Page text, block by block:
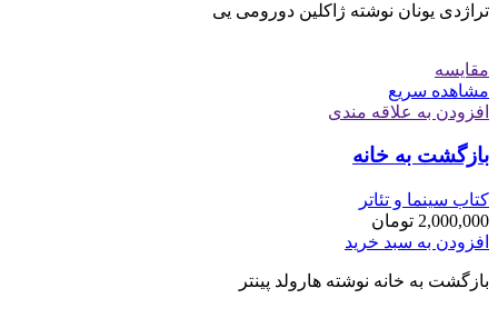
تراژدی یونان نوشته ژاکلین دورومی یی
مقایسه
مشاهده سریع
افزودن به علاقه مندی
بازگشت به خانه
کتاب سینما و تئاتر
2,000,000 تومان
افزودن به سبد خرید
بازگشت به خانه نوشته هارولد پینتر